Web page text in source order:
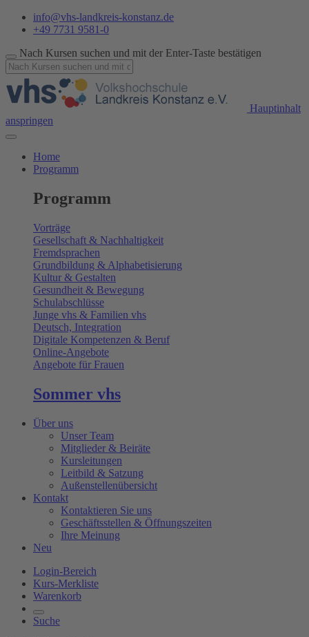
info@vhs-landkreis-konstanz.de
+49 7731 9581-0
Nach Kursen suchen und mit der Enter-Taste bestätigen
Hauptinhalt
anspringen
Home
Programm
Programm
Vorträge
Gesellschaft & Nachhaltigkeit
Fremdsprachen
Grundbildung & Alphabetisierung
Kultur & Gestalten
Gesundheit & Bewegung
Schulabschlüsse
Junge vhs & Familien vhs
Deutsch, Integration
Digitale Kompetenzen & Beruf
Online-Angebote
Angebote für Frauen
Sommer vhs
Über uns
Unser Team
Mitglieder & Beiräte
Kursleitungen
Leitbild & Satzung
Außenstellenübersicht
Kontakt
Kontaktieren Sie uns
Geschäftsstellen & Öffnungszeiten
Ihre Meinung
Neu
Login-Bereich
Kurs-Merkliste
Warenkorb
Suche